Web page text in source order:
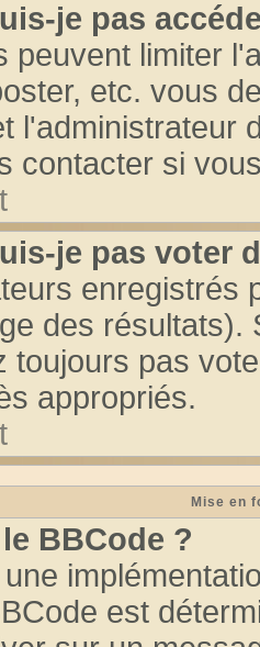
je pas
peuvent limiter
etc. vous
l'administrateur
contacter si
je pas voter
enregistrés
des
toujours pas
appropriés.
Mise en
BBCode ?
est